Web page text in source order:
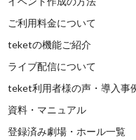
ご利用料金について
teketの機能ご紹介
ライブ配信について
teket利用者様の声・導入事
資料・マニュアル
登録済み劇場・ホール一覧